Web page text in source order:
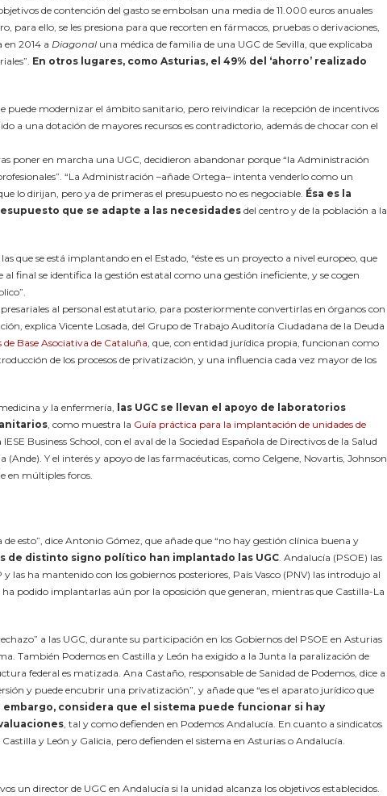
de contención del gasto se embolsan una media de 11.000 euros anuales
para ello, se les presiona para que recorten en fármacos, pruebas o derivaciones,
en 2014 a Diagonal una médica de familia de una UGC de Sevilla, que explicaba
En otros lugares, como Asturias, el 49% del ‘ahorro’ realizado
puede modernizar el ámbito sanitario, pero reivindicar la recepción de incentivos
a una dotación de mayores recursos es contradictorio, además de chocar con el
poner en marcha una UGC, decidieron abandonar porque “la Administración
“La Administración –añade Ortega– intenta venderlo como un
lo dirijan, pero ya de primeras el presupuesto no es negociable. Ésa es la
que se adapte a las necesidades del centro y de la población a la
que se está implantando en el Estado, “éste es un proyecto a nivel europeo, que
al final se identifica la gestión estatal como una gestión ineficiente, y se cogen
al personal estatutario, para posteriormente convertirlas en órganos con
explica Vicente Losada, del Grupo de Trabajo Auditoría Ciudadana de la Deuda
de Base Asociativa de Cataluña, que, con entidad jurídica propia, funcionan como
de los procesos de privatización, y una influencia cada vez mayor de los
y la enfermería, las UGC se llevan el apoyo de laboratorios
, como muestra la Guía práctica para la implantación de unidades de
Business School, con el aval de la Sociedad Española de Directivos de la Salud
(Ande). Y el interés y apoyo de las farmacéuticas, como Celgene, No­vartis, Johnson
en múltiples foros.
esto”, dice Antonio Gómez, que añade que “no hay gestión clínica buena y
de distinto signo político han implantado las UGC. Andalucía (PSOE) las
ha mantenido con los gobiernos posteriores, País Vasco (PNV) las introdujo al
podido implantarlas aún por la oposición que generan, mientras que Castilla-La
a las UGC, durante su participación en los Gobiernos del PSOE en Asturias
También Podemos en Castilla y León ha exigido a la Junta la paralización de
federal es matizada. Ana Castaño, responsable de Sanidad de Podemos, dice a
y puede encubrir una privatización”, y añade que “es el aparato jurídico que
embargo, considera que el sistema puede funcionar si hay
, tal y como defienden en Podemos An­dalucía. En cuanto a sindicatos
y León y Galicia, pero defienden el sistema en Asturias o Andalucía.
un director de UGC en Andalucía si la unidad alcanza los objetivos establecidos.